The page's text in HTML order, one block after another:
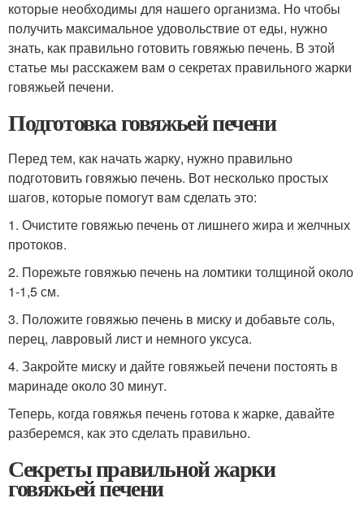
которые необходимы для нашего организма. Но чтобы
получить максимальное удовольствие от еды, нужно
знать, как правильно готовить говяжью печень. В этой
статье мы расскажем вам о секретах правильного жарки
говяжьей печени.
Подготовка говяжьей печени
Перед тем, как начать жарку, нужно правильно
подготовить говяжью печень. Вот несколько простых
шагов, которые помогут вам сделать это:
1. Очистите говяжью печень от лишнего жира и желчных
протоков.
2. Порежьте говяжью печень на ломтики толщиной около
1-1,5 см.
3. Положите говяжью печень в миску и добавьте соль,
перец, лавровый лист и немного уксуса.
4. Закройте миску и дайте говяжьей печени постоять в
маринаде около 30 минут.
Теперь, когда говяжья печень готова к жарке, давайте
разберемся, как это сделать правильно.
Секреты правильной жарки
говяжьей печени